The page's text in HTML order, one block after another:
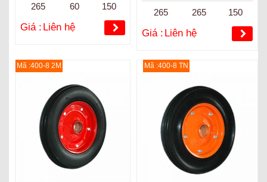
265 60 150
Giá : Liên hệ
265 265 150
Giá : Liên hệ
Mã :400-8 2M Mã :400-8 TN